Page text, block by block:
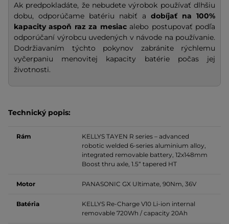
Ak predpokladáte, že nebudete výrobok používať dlhšiu
dobu, odporúčame batériu nabiť a dobíjať na 100%
kapacity aspoň raz za mesiacalebo postupovať podľa
odporúčaní výrobcu uvedených v návode na používanie.
Dodržiavaním týchto pokynov zabránite rýchlemu
vyčerpaniu menovitej kapacity batérie počas jej
životnosti.
Technický popis:
Rám
KELLYS TAYEN R series – advanced
robotic welded 6-series aluminium alloy,
integrated removable battery, 12x148mm
Boost thru axle, 1.5“ tapered HT
Motor PANASONIC GX Ultimate, 90Nm, 36V
Batéria
KELLYS Re-Charge V10 Li-ion internal
removable 720Wh / capacity 20Ah